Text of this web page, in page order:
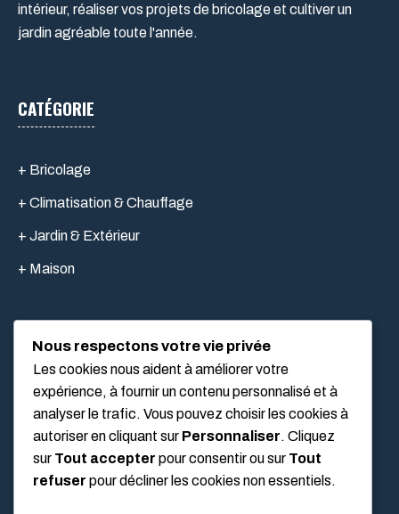
intérieur, réaliser vos projets de bricolage et cultiver un
jardin agréable toute l'année.
CATÉGORIE
+ Bricolage
+ Climatisation & Chauffage
+ Jardin & Extérieur
+ Maison
LIEN UTILES
Mentions légales
Politique de confidentialité
Nous respectons votre vie privée
Les cookies nous aident à améliorer votre
expérience, à fournir un contenu personnalisé et à
analyser le trafic. Vous pouvez choisir les cookies à
autoriser en cliquant sur Personnaliser. Cliquez
sur Tout accepter pour consentir ou sur Tout
refuser pour décliner les cookies non essentiels.